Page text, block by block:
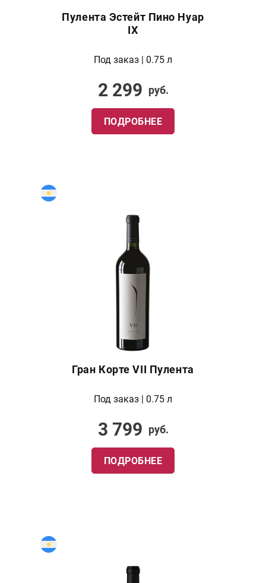
Пулента Эстейт Пино Нуар
IX
Под заказ | 0.75 л
2 299 руб.
ПОДРОБНЕЕ
Гран Корте VII Пулента
Под заказ | 0.75 л
3 799 руб.
ПОДРОБНЕЕ